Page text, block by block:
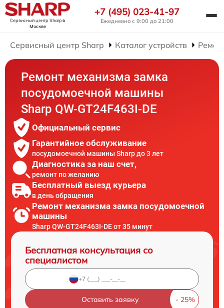
Сервисный центр Sharpв
Москве
+7 (495) 023-41-97
Ежедневно с 9:00 до 21:00
Сервисный центр Sharp Каталог устройств
Ремонт механизма замка
посудомоечной машины
Sharp QW-GT24F463I-DE
Официальный сервис
Гарантийное обслуживание
посудомоечной машины Sharp до 3 лет
Диагностика за наш счет,
ремонт по желанию
Бесплатный выезд курьера
в день обращения
Ремонт механизма замка посудомоечной
машины
Sharp QW-GT24F463I-DE от 35 минут
Бесплатная консультация со
специалистом
Оставить заявку